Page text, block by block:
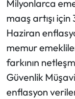
Milyonlarca
maaş artışı
Haziran
memur
farkının
Güvenlik
enflasyon
Ekonomi
Sağlık
Turizm
Teknoloji